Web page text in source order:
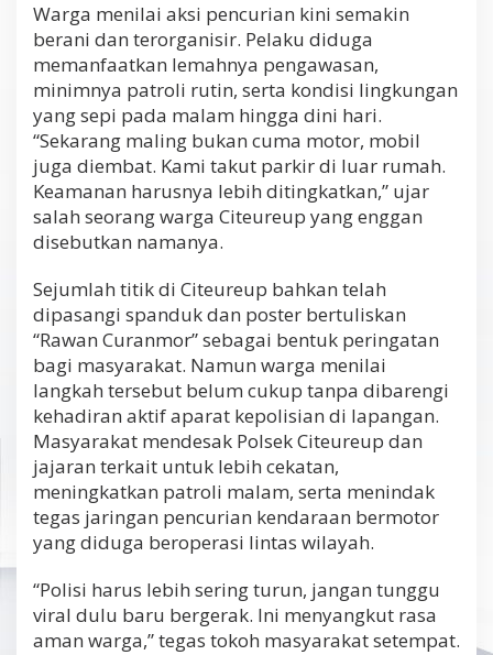
Warga menilai aksi pencurian kini semakin
berani dan terorganisir. Pelaku diduga
memanfaatkan lemahnya pengawasan,
minimnya patroli rutin, serta kondisi lingkungan
yang sepi pada malam hingga dini hari.
“Sekarang maling bukan cuma motor, mobil
juga diembat. Kami takut parkir di luar rumah.
Keamanan harusnya lebih ditingkatkan,” ujar
salah seorang warga Citeureup yang enggan
disebutkan namanya.
Sejumlah titik di Citeureup bahkan telah
dipasangi spanduk dan poster bertuliskan
“Rawan Curanmor” sebagai bentuk peringatan
bagi masyarakat. Namun warga menilai
langkah tersebut belum cukup tanpa dibarengi
kehadiran aktif aparat kepolisian di lapangan.
Masyarakat mendesak Polsek Citeureup dan
jajaran terkait untuk lebih cekatan,
meningkatkan patroli malam, serta menindak
tegas jaringan pencurian kendaraan bermotor
yang diduga beroperasi lintas wilayah.
“Polisi harus lebih sering turun, jangan tunggu
viral dulu baru bergerak. Ini menyangkut rasa
aman warga,” tegas tokoh masyarakat setempat.